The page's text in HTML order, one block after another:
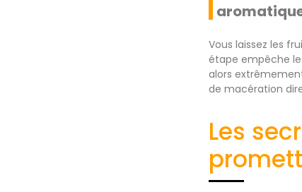
Vous laissez les
étape empêche
alors
de macération
Les